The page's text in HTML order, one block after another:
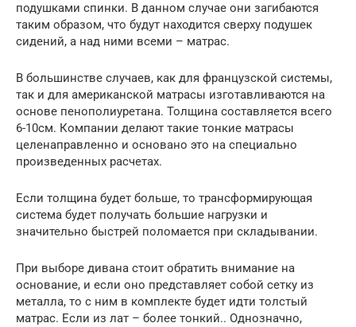
подушками спинки. В данном случае они загибаются
таким образом, что будут находится сверху подушек
сидений, а над ними всеми – матрас.
В большинстве случаев, как для французской системы,
так и для американской матрасы изготавливаются на
основе пенополиуретана. Толщина составляется всего
6-10см. Компании делают такие тонкие матрасы
целенаправленно и основано это на специально
произведенных расчетах.
Если толщина будет больше, то трансформирующая
система будет получать большие нагрузки и
значительно быстрей поломается при складывании.
При выборе дивана стоит обратить внимание на
основание, и если оно представляет собой сетку из
металла, то с ним в комплекте будет идти толстый
матрас. Если из лат – более тонкий.. Однозначно,